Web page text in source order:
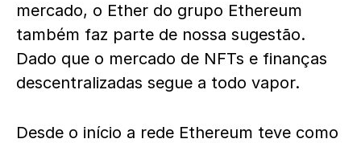
mercado, o Ether do grupo Ethereum
também faz parte de nossa sugestão.
Dado que o mercado de NFTs e finanças
descentralizadas segue a todo vapor.
Desde o início a rede Ethereum teve como